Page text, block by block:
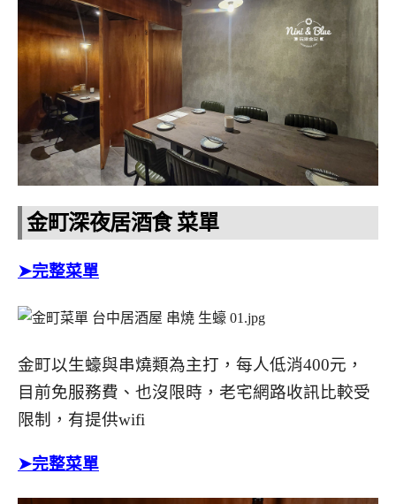
金町深夜居酒食 菜單
➤完整菜單
金町以生蠔與串燒類為主打，每人低消400元，
目前免服務費、也沒限時，老宅網路收訊比較受
限制，有提供wifi
➤完整菜單